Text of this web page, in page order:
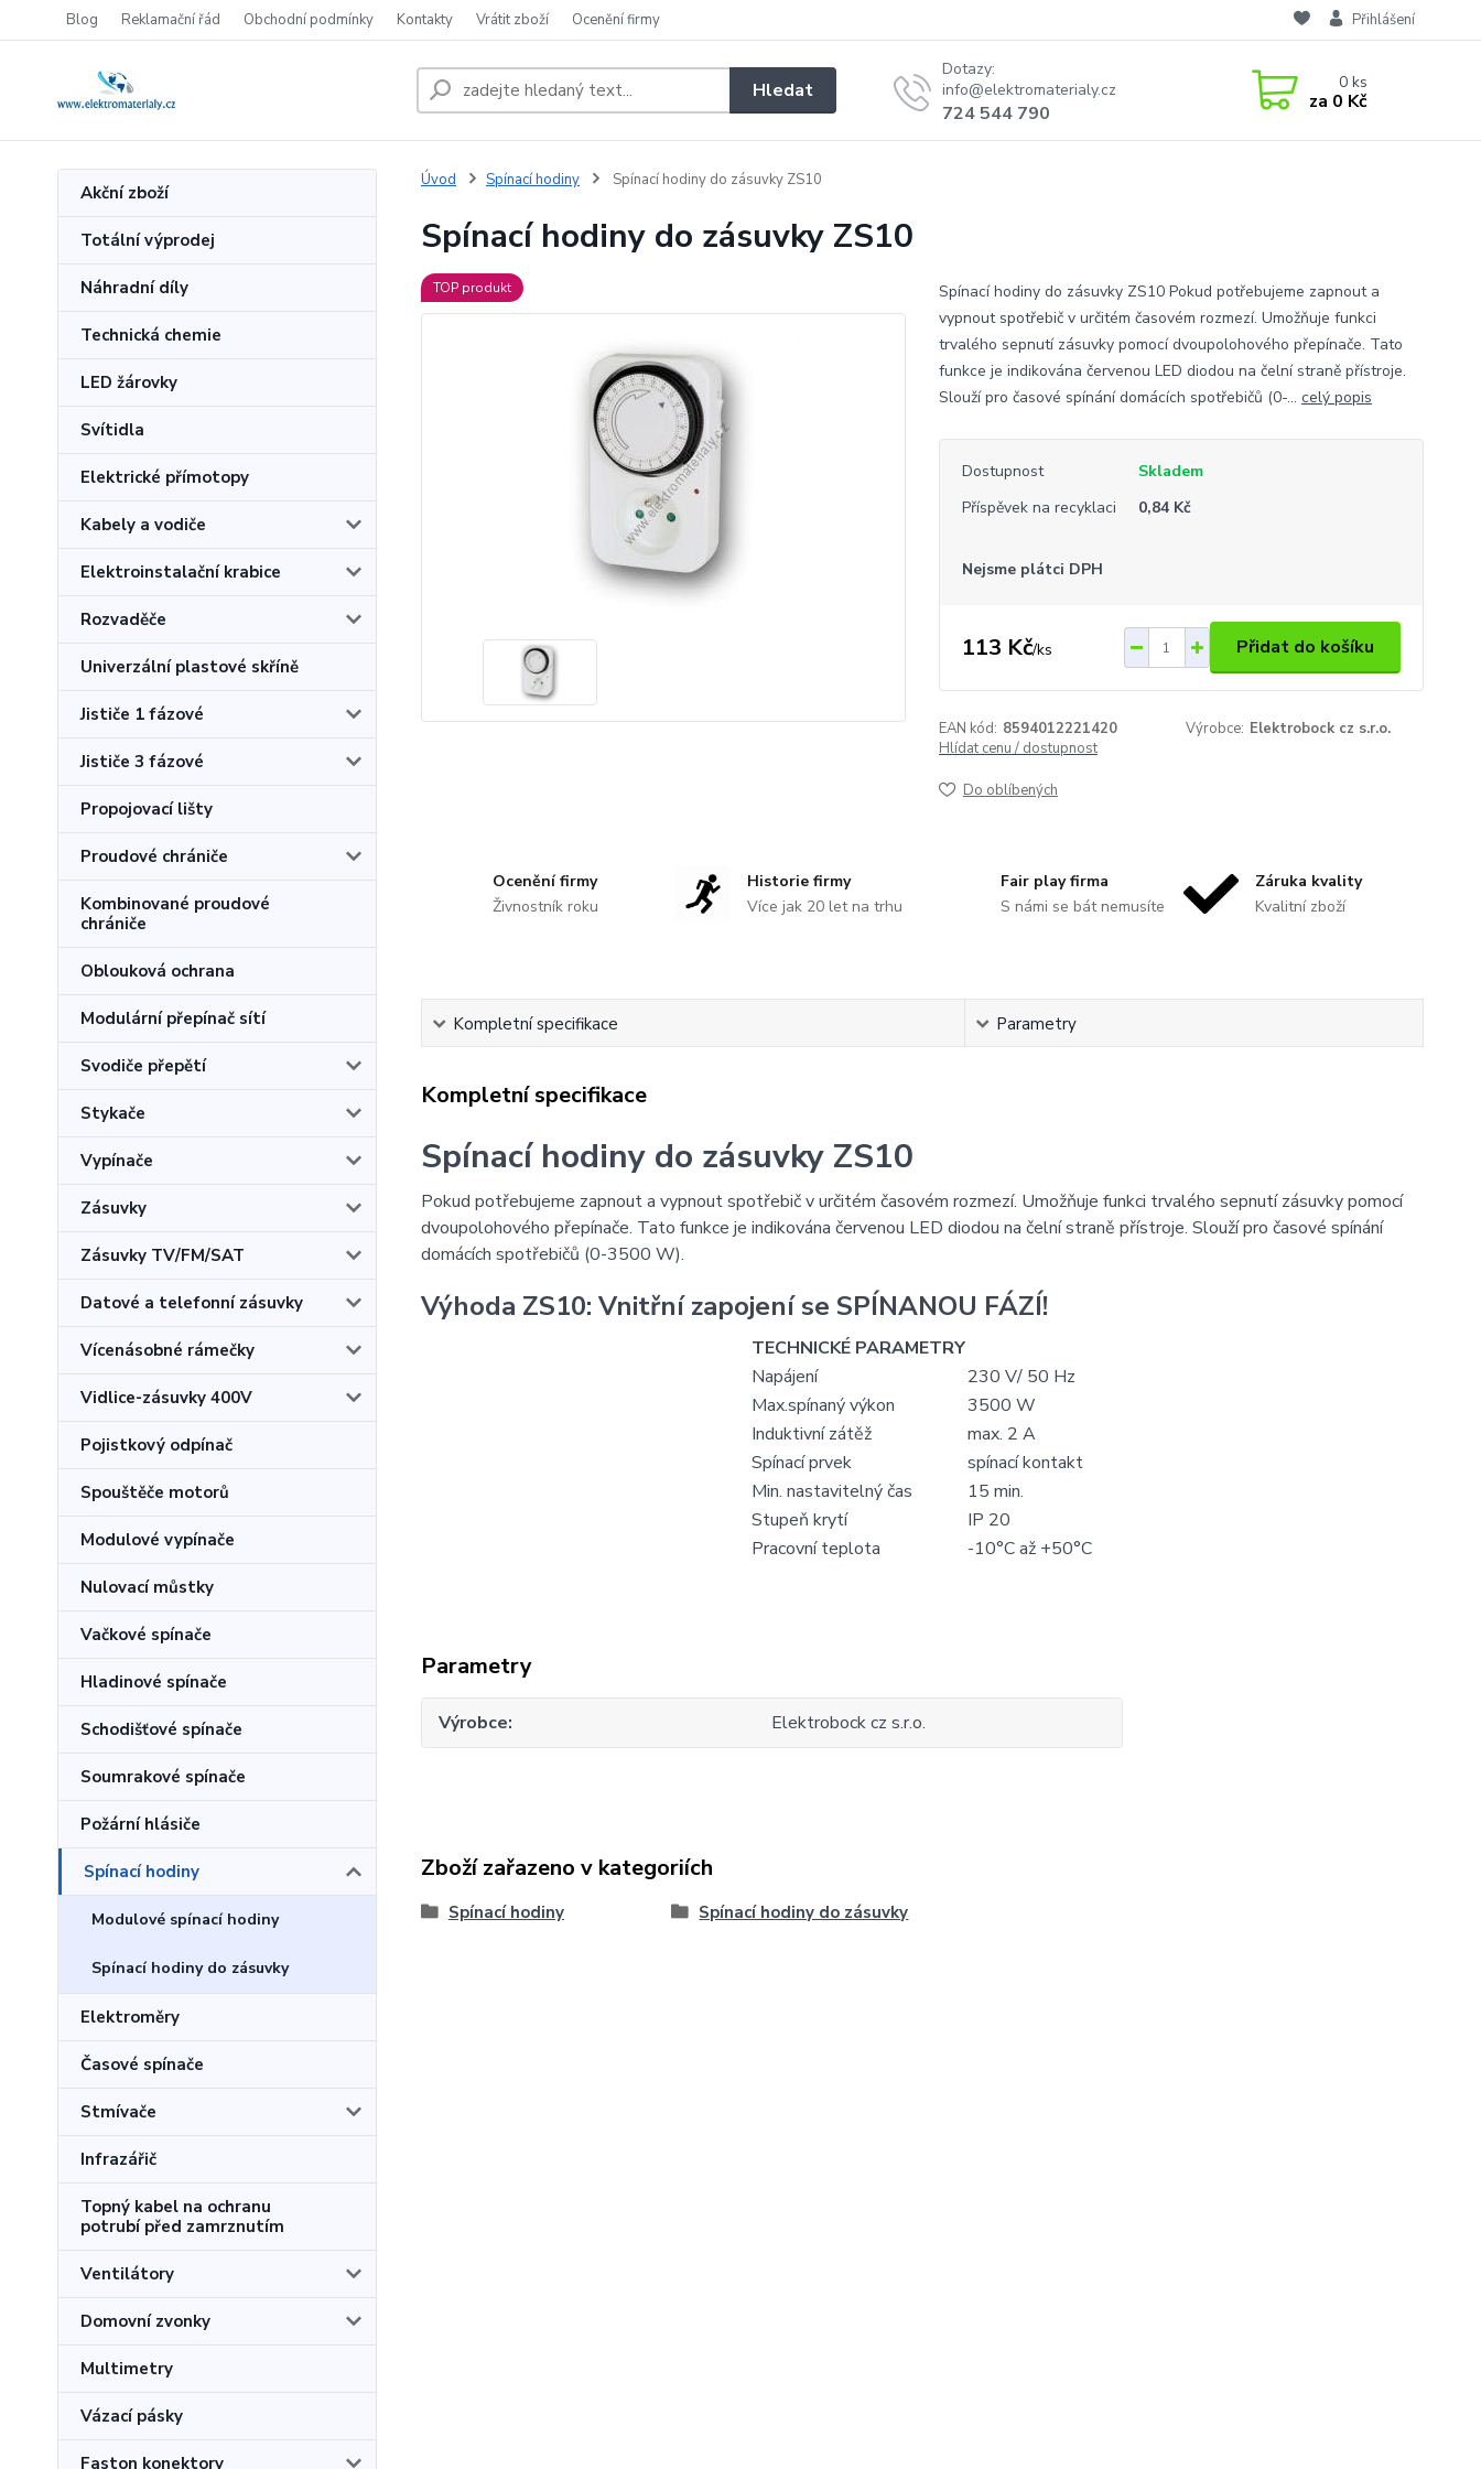
Blog Reklamační řád Obchodní podmínky Kontakty Vrátit zboží Ocenění firmy Přihlášení
Hledat
Dotazy:
info@elektromaterialy.cz
724 544 790
0ks
za 0 Kč
Akční zboží
Totální výprodej
Náhradní díly
Technická chemie
LED žárovky
Svítidla
Elektrické přímotopy
Kabely a vodiče
Elektroinstalační krabice
Rozvaděče
Univerzální plastové skříně
Jističe 1 fázové
Jističe 3 fázové
Propojovací lišty
Proudové chrániče
Kombinované proudové
chrániče
Oblouková ochrana
Modulární přepínač sítí
Svodiče přepětí
Stykače
Vypínače
Zásuvky
Zásuvky TV/FM/SAT
Datové a telefonní zásuvky
Vícenásobné rámečky
Vidlice-zásuvky 400V
Pojistkový odpínač
Spouštěče motorů
Modulové vypínače
Nulovací můstky
Vačkové spínače
Hladinové spínače
Schodišťové spínače
Soumrakové spínače
Požární hlásiče
Spínací hodiny
Modulové spínací hodiny
Spínací hodiny do zásuvky
Elektroměry
Časové spínače
Stmívače
Infrazářič
Topný kabel na ochranu
potrubí před zamrznutím
Ventilátory
Domovní zvonky
Multimetry
Vázací pásky
Faston konektory
Úvod Spínací hodiny Spínací hodiny do zásuvky ZS10
Spínací hodiny do zásuvky ZS10
TOP produkt
Spínací hodiny do zásuvky ZS10 Pokud potřebujeme zapnout a
vypnout spotřebič v určitém časovém rozmezí. Umožňuje funkci
trvalého sepnutí zásuvky pomocí dvoupolohového přepínače. Tato
funkce je indikována červenou LED diodou na čelní straně přístroje.
Slouží pro časové spínání domácích spotřebičů (0-... celý popis
Dostupnost
Skladem
Příspěvek na recyklaci
0,84 Kč
Nejsme plátci DPH
113 Kč/ks Přidat do košíku
EAN kód: 8594012221420 Výrobce: Elektrobock cz s.r.o.
Hlídat cenu / dostupnost
Do oblíbených
Ocenění firmy
Živnostník roku
Historie firmy
Více jak 20 let na trhu
Fair play firma
S námi se bát nemusíte
Záruka kvality
Kvalitní zboží
Kompletní specifikace Parametry
Kompletní specifikace
Spínací hodiny do zásuvky ZS10
Pokud potřebujeme zapnout a vypnout spotřebič v určitém časovém rozmezí. Umožňuje funkci trvalého sepnutí zásuvky pomocí
dvoupolohového přepínače. Tato funkce je indikována červenou LED diodou na čelní straně přístroje. Slouží pro časové spínání
domácích spotřebičů (0-3500 W).
Výhoda ZS10: Vnitřní zapojení se SPÍNANOU FÁZÍ!
TECHNICKÉ PARAMETRY
Napájení
230 V/ 50 Hz
Max.spínaný výkon
3500 W
Induktivní zátěž
max. 2 A
Spínací prvek
spínací kontakt
Min. nastavitelný čas
15 min.
Stupeň krytí
IP 20
Pracovní teplota
-10°C až +50°C
Parametry
Výrobce Elektrobock cz s.r.o.
Zboží zařazeno v kategoriích
Spínací hodiny Spínací hodiny do zásuvky